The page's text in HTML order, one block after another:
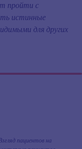
пройти с
истинные
для других
пациентов на